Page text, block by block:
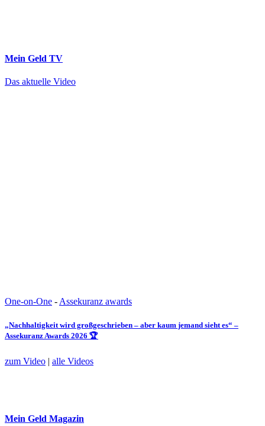
Mein Geld TV
Das aktuelle Video
One-on-One -Assekuranz awards
„Nachhaltigkeit wird großgeschrieben – aber kaum jemand sieht es“ –
Assekuranz Awards 2026 🏆
zum Video | alle Videos
Mein Geld Magazin